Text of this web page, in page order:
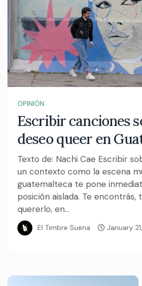
OPINIÓN
Escribir canciones
deseo queer en
Texto de: Nachi Cae Escribir
un contexto como la escena
guatemalteca te pone
posición aislada. Te encontrás,
quererlo, en...
El Timbre Suena January